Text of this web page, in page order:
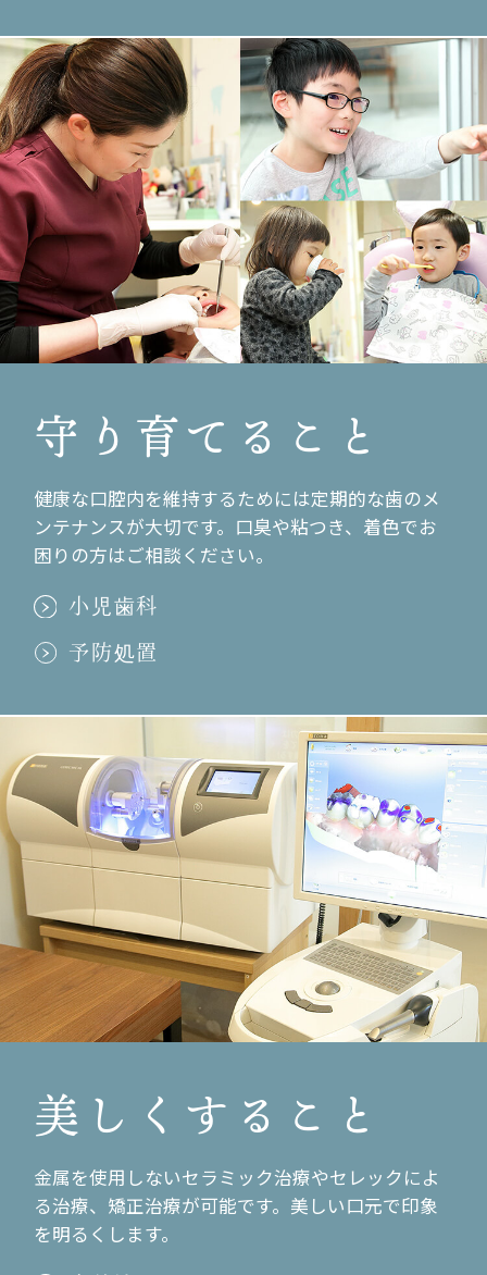
2013.06.17
久々の〜
2012.12.02
おかげさまで2周年！
2012.04.23
同級生がきたよ！
2012.04.16
安城の「こもれび歯科」へ
お花見！
2012.04.04
サムギョプサル！
2012.01.06
仕事はじめ！
2011.12.29
大掃除！
インプラントセミナー
2011.12.17
公園で
2011.12.13
忘年会第３弾
2011.12.08
忘年会第２弾
2011.12.04
2011.12.02
祝 一周年！
2011.11.24
祝日本一！
守り育てること
健康な口腔内を維持するためには定期的な歯のメ
ンテナンスが大切です。口臭や粘つき、着色でお
困りの方はご相談ください。
小児歯科
予防処置
美しくすること
金属を使用しないセラミック治療やセレックによ
る治療、矯正治療が可能です。美しい口元で印象
を明るくします。